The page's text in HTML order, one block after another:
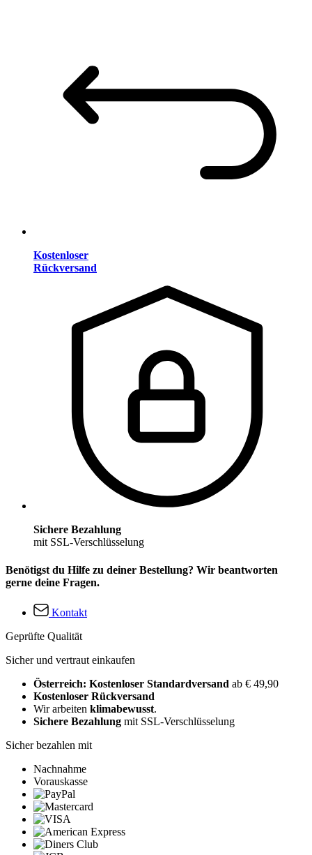
Kostenloser
Rückversand
Sichere Bezahlung
mit SSL-Verschlüsselung
Benötigst du Hilfe zu deiner Bestellung? Wir beantworten
gerne deine Fragen.
Kontakt
Geprüfte Qualität
Sicher und vertraut einkaufen
Österreich: Kostenloser Standardversand ab € 49,90
Kostenloser Rückversand
Wir arbeiten klimabewusst.
Sichere Bezahlung mit SSL-Verschlüsselung
Sicher bezahlen mit
Nachnahme
Vorauskasse